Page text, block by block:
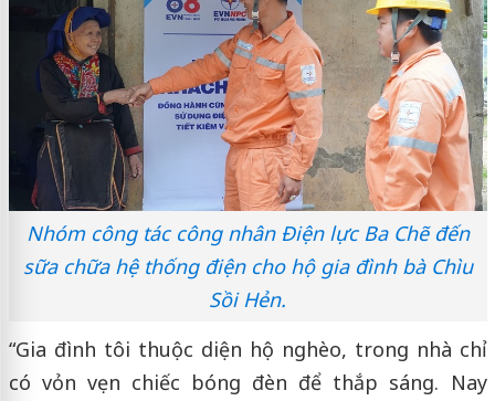
Nhóm công tác công nhân Điện lực Ba Chẽ đến
sữa chữa hệ thống điện cho hộ gia đình bà Chìu
Sồi Hẻn.
“Gia đình tôi thuộc diện hộ nghèo, trong nhà chỉ
có vỏn vẹn chiếc bóng đèn để thắp sáng. Nay